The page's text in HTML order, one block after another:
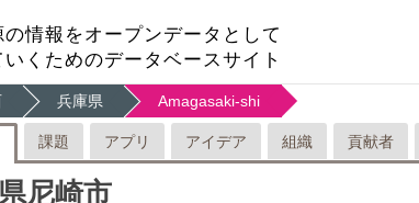
情報をオープンデータとして
くためのデータベースサイト
兵庫県 Amagasaki-shi
課題 アプリ アイデア 組織 貢献者
尼崎市